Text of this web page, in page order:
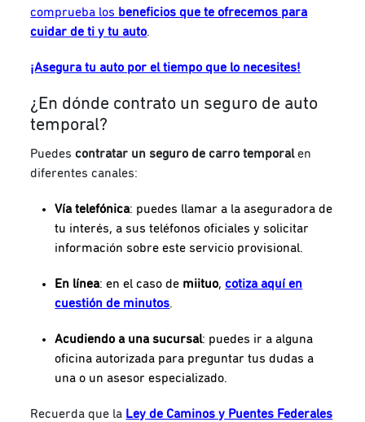
comprueba los beneficios que te ofrecemos para
cuidar de ti y tu auto.
¡Asegura tu auto por el tiempo que lo necesites!
¿En dónde contrato un seguro de auto
temporal?
Puedescontratar un seguro de carro temporalen
diferentes canales:
Vía telefónica: puedes llamar a la aseguradora de
tu interés, a sus teléfonos oficiales y solicitar
información sobre este servicio provisional.
En línea: en el caso de miituo,cotiza aquí en
cuestión de minutos.
Acudiendo a una sucursal: puedes ir a alguna
oficina autorizada para preguntar tus dudas a
una o un asesor especializado.
Recuerda que la Ley de Caminos y Puentes Federales